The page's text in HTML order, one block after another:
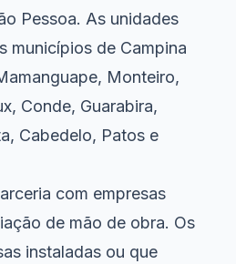
Pessoa. As unidades
municípios de Campina
Monteiro,
Conde, Guarabira,
Cabedelo, Patos e
com empresas
de mão de obra. Os
instaladas ou que